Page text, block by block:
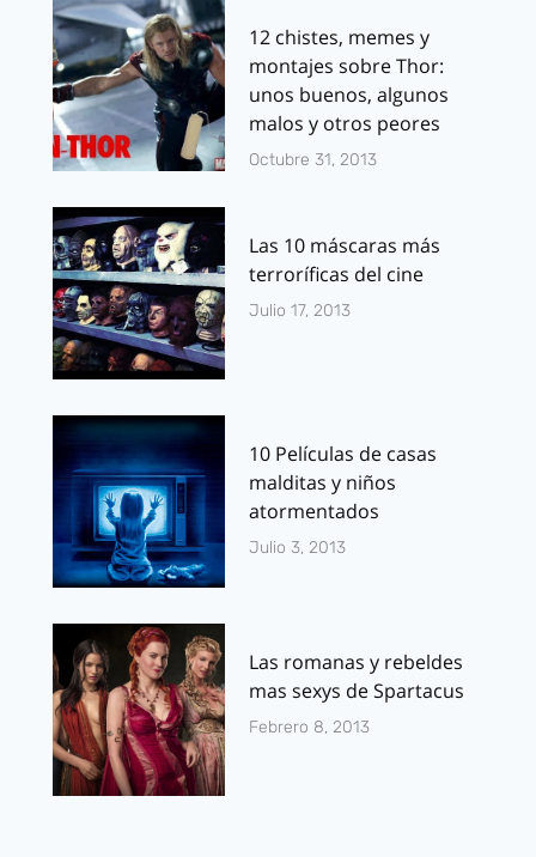
12 chistes, memes y
montajes sobre Thor:
unos buenos, algunos
malos y otros peores
Octubre 31, 2013
Las 10 máscaras más
terroríficas del cine
Julio 17, 2013
10 Películas de casas
malditas y niños
atormentados
Julio 3, 2013
Las romanas y rebeldes
mas sexys de Spartacus
Febrero 8, 2013